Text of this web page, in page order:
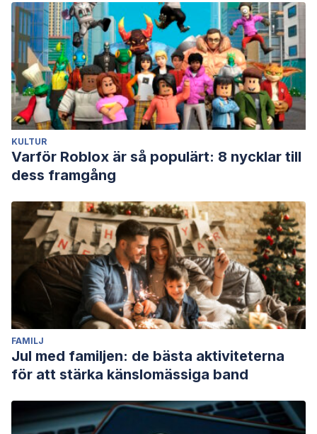
KULTUR
Varför Roblox är så populärt: 8 nycklar till
dess framgång
FAMILJ
Jul med familjen: de bästa aktiviteterna
för att stärka känslomässiga band